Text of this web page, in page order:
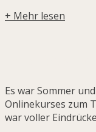
+ Mehr lesen
Es war Sommer
Onlinekurses zum
war voller